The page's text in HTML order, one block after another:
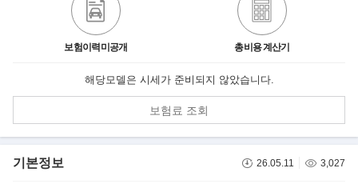
보험이력미공개 총비용 계산기
해당모델은 시세가 준비되지 않았습니다.
보험료 조회
기본정보 26.05.11 3,027